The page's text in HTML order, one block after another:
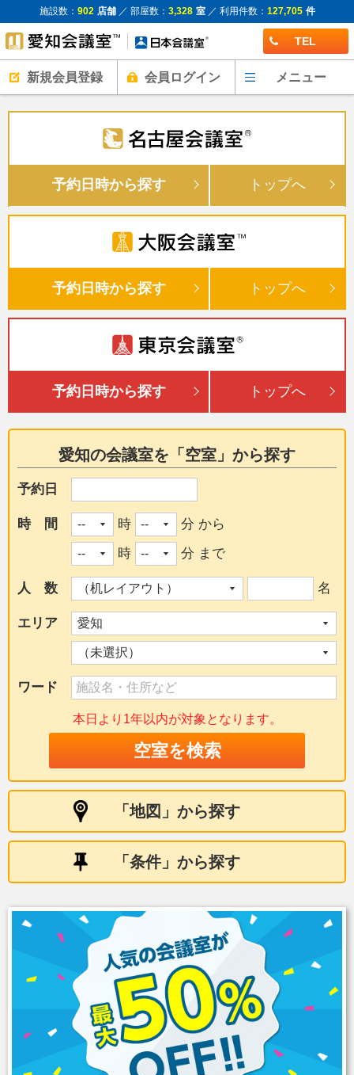
施設数： 902 店舗／ 部屋数： 3,328 室／ 利用件数： 127,705 件
TEL
新規会員登録 会員ログイン メニュー
予約日時から探す トップへ
予約日時から探す トップへ
予約日時から探す トップへ
愛知の会議室を「空室」から探す
予約日
時 間 時
分 から
時
分 まで
人 数 名
エリア
ワード
本日より1年以内が対象となります。